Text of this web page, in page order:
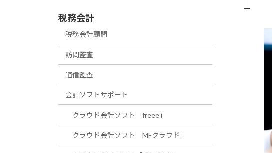
税務会計
税務会計顧問
訪問監査
通信監査
会計ソフトサポート
クラウド会計ソフト「freee」
クラウド会計ソフト「MFクラウド」